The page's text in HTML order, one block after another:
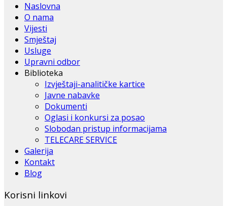
Naslovna
O nama
Vijesti
Smještaj
Usluge
Upravni odbor
Biblioteka
Izvještaji-analitičke kartice
Javne nabavke
Dokumenti
Oglasi i konkursi za posao
Slobodan pristup informacijama
TELECARE SERVICE
Galerija
Kontakt
Blog
Korisni linkovi